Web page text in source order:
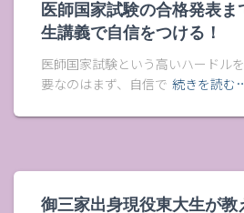
医師国家試験の合格発表
生講義で自信をつける！
医師国家試験という高いハードル
要なのはまず、自信で 続きを読む
御三家出身現役東大生が教